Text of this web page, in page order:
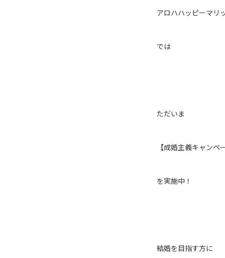
アロハハッピーマリ
では
ただいま
【成婚主義キャンペ
を実施中！
結婚を目指す方に